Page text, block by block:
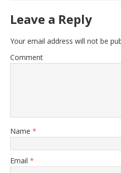
Leave a Reply
Your email address will not be
Comment
Name *
Email *